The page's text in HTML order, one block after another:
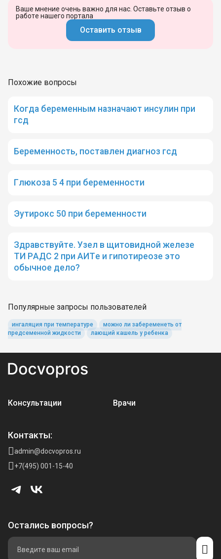
Ваше мнение очень важно для нас. Оставьте отзыв о
работе нашего портала
Оставить отзыв
Похожие вопросы
Когда беременным назначают инсулин при
гсд
Беременность, поставлен диагноз гсд
Глюкоза 5 4 при беременности
Эутирокс 50 при беременности
Здравствуйте. Узел в щитовидной железе
ТИ РАДС 2 при АИТе и гипотиреозе это
обычное дело?
Популярные запросы пользователей
ингаляция при температуре
можно ли забеременеть от
предсеменной жидкости
лающий кашель у ребенка
Консультации Врачи
Контакты:
admin@docvopros.ru
+7(495) 001-15-40
Остались вопросы?